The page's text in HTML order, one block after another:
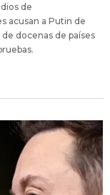
de
acusan a Putin de
docenas de países